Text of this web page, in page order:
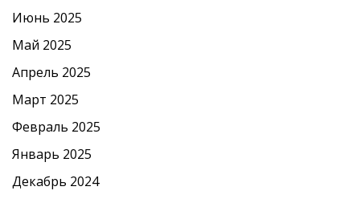
Июнь 2025
Май 2025
Апрель 2025
Март 2025
Февраль 2025
Январь 2025
Декабрь 2024